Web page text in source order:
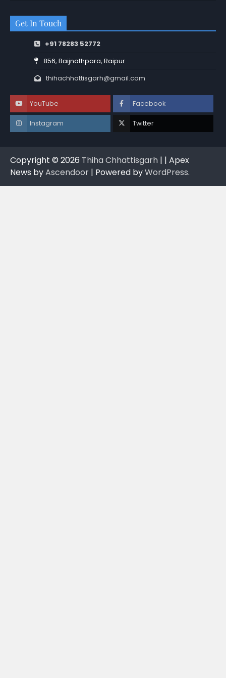
Get In Touch
+91 78283 52772
856, Baijnathpara, Raipur
thihachhattisgarh@gmail.com
YouTube Facebook
Instagram Twitter
Copyright © 2026 Thiha Chhattisgarh | | Apex
News byAscendoor | Powered byWordPress.